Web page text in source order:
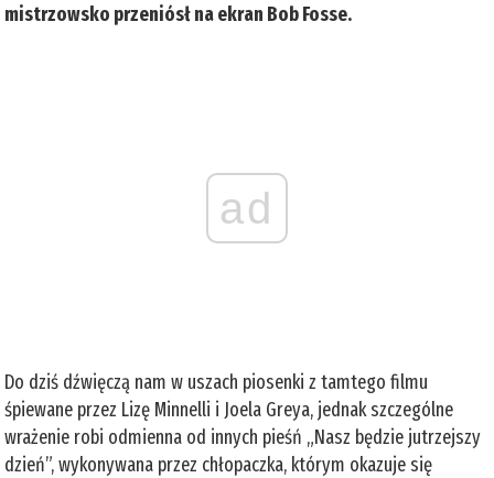
mistrzowsko przeniósł na ekran Bob Fosse.
ad
Do dziś dźwięczą nam w uszach piosenki z tamtego filmu
śpiewane przez Lizę Minnelli i Joela Greya, jednak szczególne
wrażenie robi odmienna od innych pieśń „Nasz będzie jutrzejszy
dzień”, wykonywana przez chłopaczka, którym okazuje się